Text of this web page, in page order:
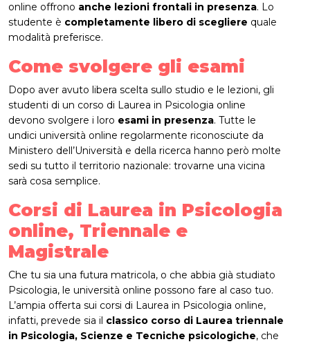
online offrono anche lezioni frontali in presenza. Lo
studente è completamente libero di scegliere quale
modalità preferisce.
Come svolgere gli esami
Dopo aver avuto libera scelta sullo studio e le lezioni, gli
studenti di un corso di Laurea in Psicologia online
devono svolgere i loro esami in presenza. Tutte le
undici università online regolarmente riconosciute da
Ministero dell’Università e della ricerca hanno però molte
sedi su tutto il territorio nazionale: trovarne una vicina
sarà cosa semplice.
Corsi di Laurea in Psicologia
online, Triennale e
Magistrale
Che tu sia una futura matricola, o che abbia già studiato
Psicologia, le università online possono fare al caso tuo.
L’ampia offerta sui corsi di Laurea in Psicologia online,
infatti, prevede sia il classico corso di Laurea triennale
in Psicologia, Scienze e Tecniche psicologiche, che